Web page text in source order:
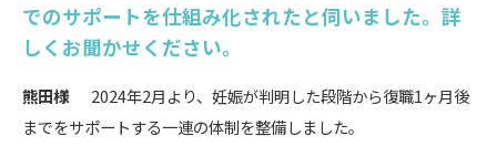
でのサポートを仕組み化されたと伺いました。詳
しくお聞かせください。
熊田様
2024年2月より、妊娠が判明した段階から復職1ヶ月後
までをサポートする一連の体制を整備しました。